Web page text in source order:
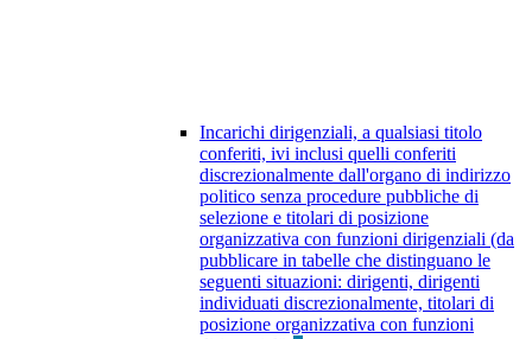
Incarichi dirigenziali, a qualsiasi titolo
conferiti, ivi inclusi quelli conferiti
discrezionalmente dall'organo di indirizzo
politico senza procedure pubbliche di
selezione e titolari di posizione
organizzativa con funzioni dirigenziali (da
pubblicare in tabelle che distinguano le
seguenti situazioni: dirigenti, dirigenti
individuati discrezionalmente, titolari di
posizione organizzativa con funzioni